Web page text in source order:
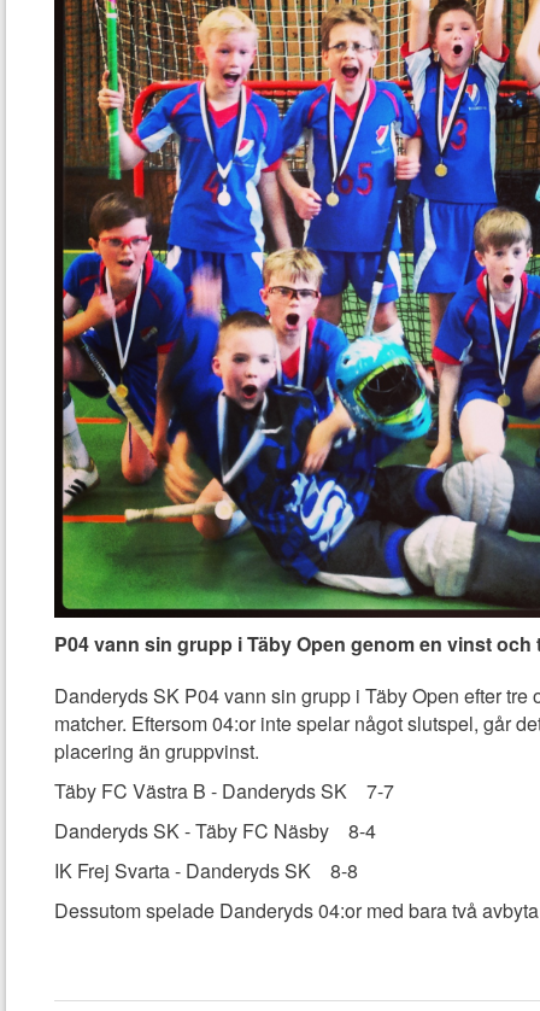
P04 vann sin grupp i Täby Open genom en vinst och
Danderyds SK P04 vann sin grupp i Täby Open efter tre
matcher. Eftersom 04:or inte spelar något slutspel, går
placering än gruppvinst.
Täby FC Västra B - Danderyds SK 7-7
Danderyds SK - Täby FC Näsby 8-4
IK Frej Svarta - Danderyds SK 8-8
Dessutom spelade Danderyds 04:or med bara två